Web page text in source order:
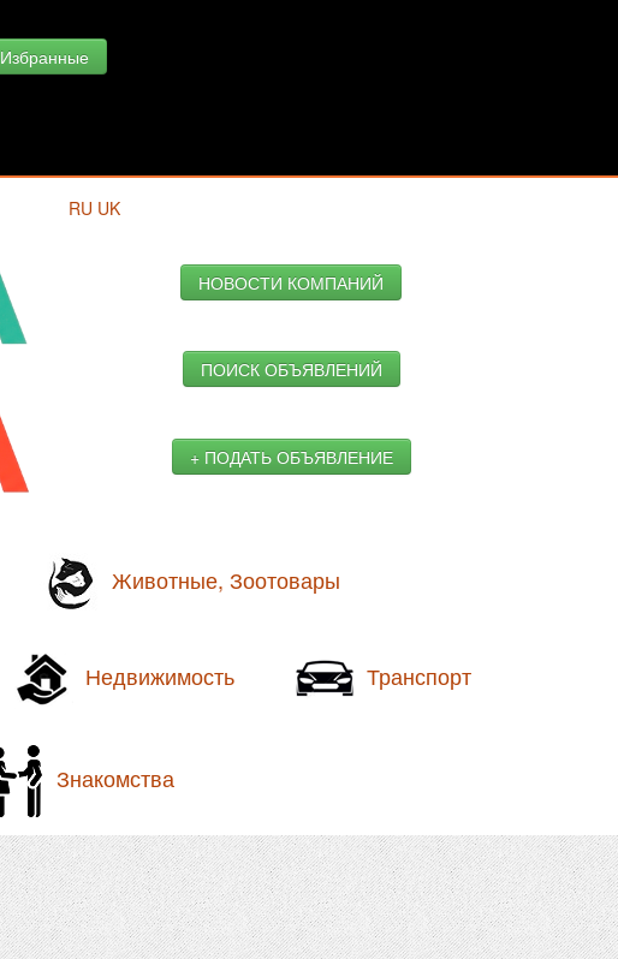
Избранные
RU UK
НОВОСТИ КОМПАНИЙ
ПОИСК ОБЪЯВЛЕНИЙ
+ ПОДАТЬ ОБЪЯВЛЕНИЕ
Животные, Зоотовары
Недвижимость Транспорт
Знакомства